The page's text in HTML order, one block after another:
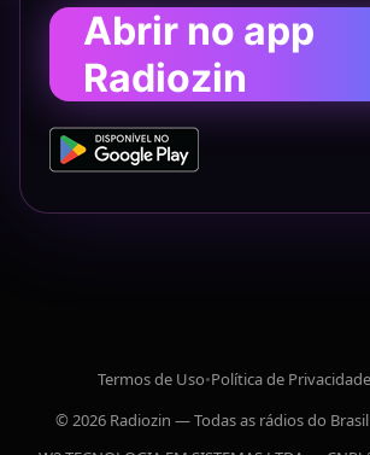
Abrir no app
Radiozin
Termos de Uso•Política de Privacidade
© 2026 Radiozin — Todas as rádios do